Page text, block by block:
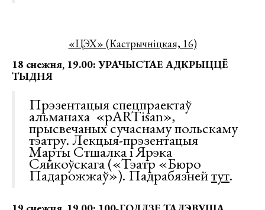
«ЦЭХ» (Кастрычніцкая, 16)
18 снежня, 19.00: УРАЧЫСТАЕ АДКРЫЦЦЁ
ТЫДНЯ
Прэзентацыя спецпраектаў
альманаха «pARTisan»,
прысвечаных сучаснаму польскаму
тэатру. Лекцыя-прэзентацыя
Марты Стшалка і Ярэка
Сяйкоўскага («Тэатр «Бюро
Падарожжаў»). Падрабязнейтут.